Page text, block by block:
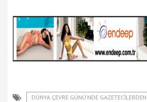
DÜNYA ÇEVRE GÜNÜ’NDE